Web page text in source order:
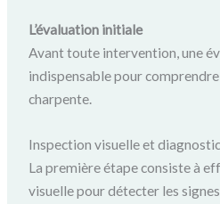
L’évaluation initiale
Avant toute intervention, une
indispensable pour comprendre
charpente.
Inspection visuelle et diagnostic
La première étape consiste à
visuelle pour détecter les